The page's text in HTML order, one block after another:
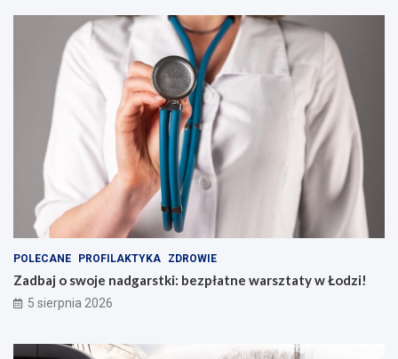
POLECANE PROFILAKTYKA ZDROWIE
Zadbaj o swoje nadgarstki: bezpłatne warsztaty w Łodzi!
5 sierpnia 2026